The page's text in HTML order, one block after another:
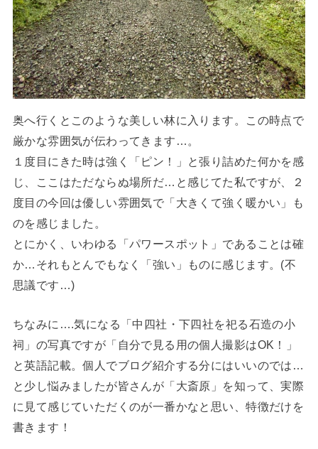
奥へ行くとこのような美しい林に入ります。この時点で
厳かな雰囲気が伝わってきます…。
１度目にきた時は強く「ピン！」と張り詰めた何かを感
じ、ここはただならぬ場所だ…と感じてた私ですが、２
度目の今回は優しい雰囲気で「大きくて強く暖かい」も
のを感じました。
とにかく、いわゆる「パワースポット」であることは確
か…それもとんでもなく「強い」ものに感じます。(不
思議です…)
ちなみに….気になる「中四社・下四社を祀る石造の小
祠」の写真ですが「自分で見る用の個人撮影はOK！」
と英語記載。個人でブログ紹介する分にはいいのでは…
と少し悩みましたが皆さんが「大斎原」を知って、実際
に見て感じていただくのが一番かなと思い、特徴だけを
書きます！